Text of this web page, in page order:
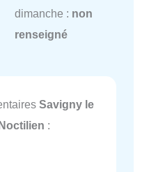
dimanche : non
renseigné
Savigny le
: